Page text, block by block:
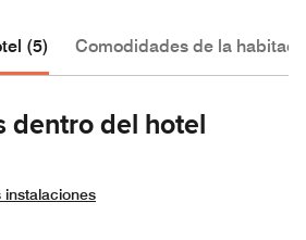
(5) Comodidades de la
dentro del hotel
instalaciones